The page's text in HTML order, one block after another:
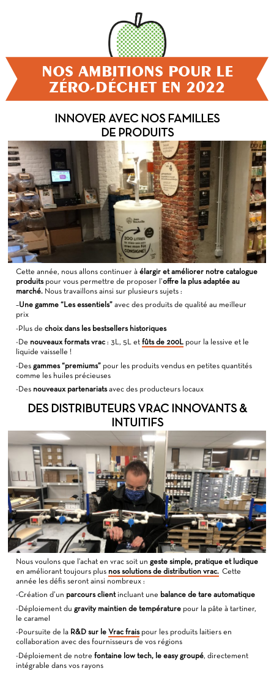
NOS AMBITIONS POUR LE
ZÉRO-DÉCHET EN 2022
INNOVER AVEC NOS FAMILLES
DE PRODUITS
Cette année, nous allons continuer à élargir et améliorer notre catalogue
produitspour vous permettre de proposer l’offre la plus adaptée au
marché. Nous travaillons ainsi sur plusieurs sujets :
–Une gamme “Les essentiels” avec des produits de qualité au meilleur
prix
-Plus de choix dans les bestsellers historiques
-De nouveaux formats vrac : 3L, 5L et fûts de 200L pour la lessive et le
liquide vaisselle !
-Des gammes “premiums” pour les produits vendus en petites quantités
comme les huiles précieuses
-Des nouveaux partenariatsavec des producteurs locaux
DES DISTRIBUTEURS VRAC INNOVANTS &
INTUITIFS
Nous voulons que l’achat en vrac soit un geste simple, pratique et ludique
en améliorant toujours plus nos solutions de distribution vrac. Cette
année les défis seront ainsi nombreux :
-Création d’un parcours clientincluant une balance de tare automatique
-Déploiement du gravity maintien de température pour la pâte à tartiner,
le caramel
-Poursuite de la R&D sur le Vrac fraispour les produits laitiers en
collaboration avec des fournisseurs de vos régions
-Déploiement de notre fontaine low tech, le easy groupé, directement
intégrable dans vos rayons